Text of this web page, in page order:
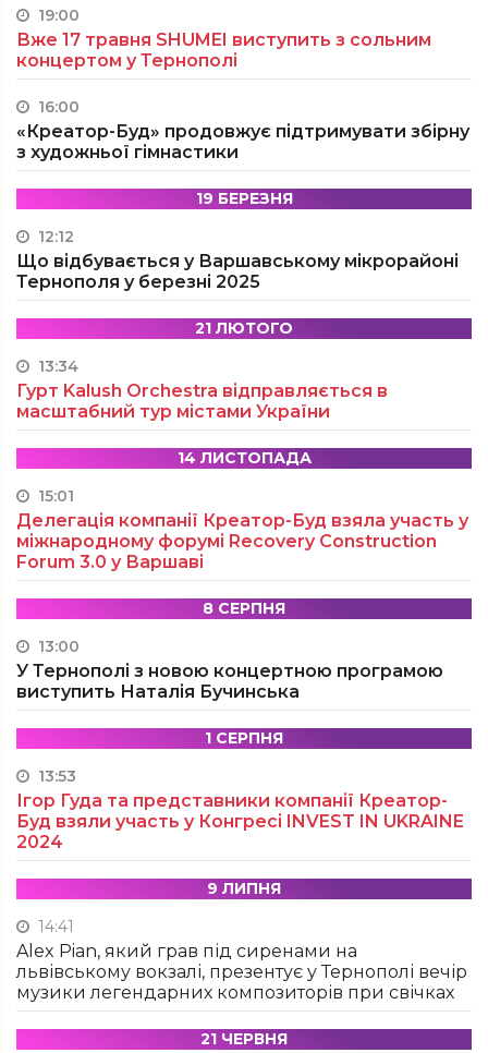
19:00
Вже 17 травня SHUMEI виступить з сольним
концертом у Тернополі
16:00
«Креатор-Буд» продовжує підтримувати збірну
з художньої гімнастики
19 БЕРЕЗНЯ
12:12
Що відбувається у Варшавському мікрорайоні
Тернополя у березні 2025
21 ЛЮТОГО
13:34
Гурт Kalush Orchestra відправляється в
масштабний тур містами України
14 ЛИСТОПАДА
15:01
Делегація компанії Креатор-Буд взяла участь у
міжнародному форумі Recovery Construction
Forum 3.0 у Варшаві
8 СЕРПНЯ
13:00
У Тернополі з новою концертною програмою
виступить Наталія Бучинська
1 СЕРПНЯ
13:53
Ігор Гуда та представники компанії Креатор-
Буд взяли участь у Конгресі INVEST IN UKRAINE
2024
9 ЛИПНЯ
14:41
Alex Pian, який грав під сиренами на
львівському вокзалі, презентує у Тернополі вечір
музики легендарних композиторів при свічках
21 ЧЕРВНЯ